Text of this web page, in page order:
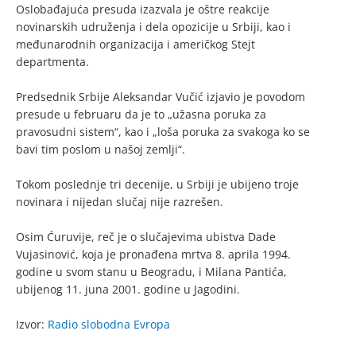
Oslobađajuća presuda izazvala je oštre reakcije
novinarskih udruženja i dela opozicije u Srbiji, kao i
međunarodnih organizacija i američkog Stejt
departmenta.
Predsednik Srbije Aleksandar Vučić izjavio je povodom
presude u februaru da je to „užasna poruka za
pravosudni sistem“, kao i „loša poruka za svakoga ko se
bavi tim poslom u našoj zemlji“.
Tokom poslednje tri decenije, u Srbiji je ubijeno troje
novinara i nijedan slučaj nije razrešen.
Osim Ćuruvije, reč je o slučajevima ubistva Dade
Vujasinović, koja je pronađena mrtva 8. aprila 1994.
godine u svom stanu u Beogradu, i Milana Pantića,
ubijenog 11. juna 2001. godine u Jagodini.
Izvor: Radio slobodna Evropa